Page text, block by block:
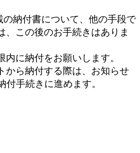
納付書について、他の手段で
、この後のお手続きはありま
内に納付をお願いします。
から納付する際は、お知らせ
付手続きに進めます。